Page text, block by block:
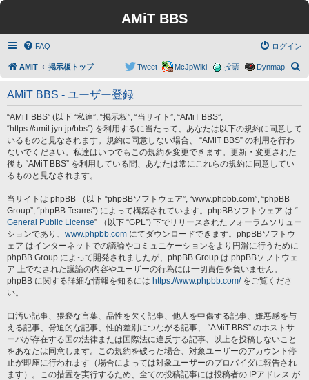
AMiT BBS
FAQ ログイン
AMiT 掲示板トップ Dynmap
投票
McJpWiki
Tweet
AMiT BBS - ユーザー登録
“AMiT BBS” (以下 “私達”, “掲示板”, “当サイト”, “AMiT BBS”,
“https://amit.jyn.jp/bbs”) を利用するに当たって、あなたは以下の規約に同意して
いるものと見なされます。規約に同意しない場合、 “AMiT BBS” の利用を行わ
ないでください。私達はいつでもこの規約を変更できます。更新・変更された
後も “AMiT BBS” を利用している間、あなたは常にこれらの規約に同意してい
るものと見なされます。
当サイトは phpBB （以下 “phpBBソフトウェア”, “www.phpbb.com”, “phpBB
Group”, “phpBB Teams”) によって構築されています。phpBBソフトウェア は “
General Public License” （以下 “GPL”) 下でリリースされたフォーラムソリュー
ションであり、 www.phpbb.com にてダウンロードできます。phpBBソフトウ
ェア はインターネットでの議論やコミュニケーションをより円滑に行うために
phpBB Group によって開発されましたが、phpBB Group は phpBBソフトウェ
ア 上でなされた議論の内容やユーザーの行為には一切責任を負いません。
phpBB に関する詳細な情報を知るには https://www.phpbb.com/をご覧くださ
い。
口汚い記事、猥褻な言葉、品性を欠く記事、他人を中傷する記事、嫌悪感を与
える記事、脅迫的な記事、性的差別につながる記事、 “AMiT BBS” のホストサ
ーバが存在する国の法律または国際法に違反する記事、以上を投稿しないこと
をあなたは同意します。この規約を破った場合、対象ユーザーのアカウント停
止が即座に行われます（場合によっては対象ユーザーのプロバイダに報告され
ます）。この措置を実行するため、全ての投稿記事には投稿者の IPアドレス が